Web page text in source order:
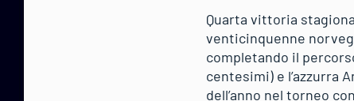
Quarta vittoria
venticinquenne
completando il
centesimi) e l’azzurra
dell’anno nel torneo